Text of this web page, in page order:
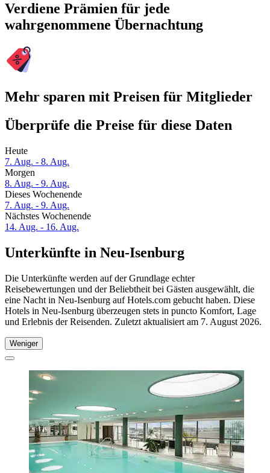
Verdiene Prämien für jede
wahrgenommene Übernachtung
Mehr sparen mit Preisen für Mitglieder
Überprüfe die Preise für diese Daten
Heute
7. Aug. - 8. Aug.
Morgen
8. Aug. - 9. Aug.
Dieses Wochenende
7. Aug. - 9. Aug.
Nächstes Wochenende
14. Aug. - 16. Aug.
Unterkünfte in Neu-Isenburg
Die Unterkünfte werden auf der Grundlage echter
Reisebewertungen und der Beliebtheit bei Gästen ausgewählt, die
eine Nacht in Neu-Isenburg auf Hotels.com gebucht haben. Diese
Hotels in Neu-Isenburg überzeugen stets in puncto Komfort, Lage
und Erlebnis der Reisenden. Zuletzt aktualisiert am 7. August 2026.
Weniger